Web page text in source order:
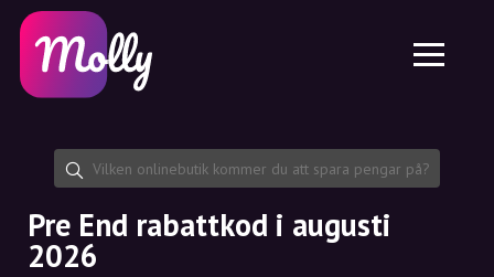
Hudvård
Hårvård
Dela rabattkod
Funktioner
Jobb
Om oss
Samarbete
Plattform
Molly till iPhone och iPad
Molly till Android
SE
EN
SE
NO
Pre End rabattkod i augusti
2026